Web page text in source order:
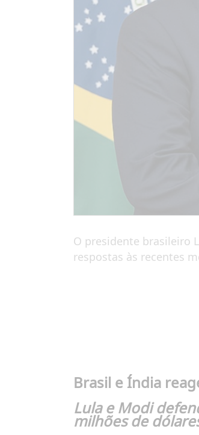
O presidente brasileiro
respostas às recentes
Brasil e Índia
Lula e Modi
milhões de